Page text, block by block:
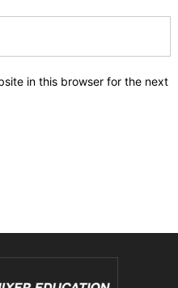
in this browser for the next